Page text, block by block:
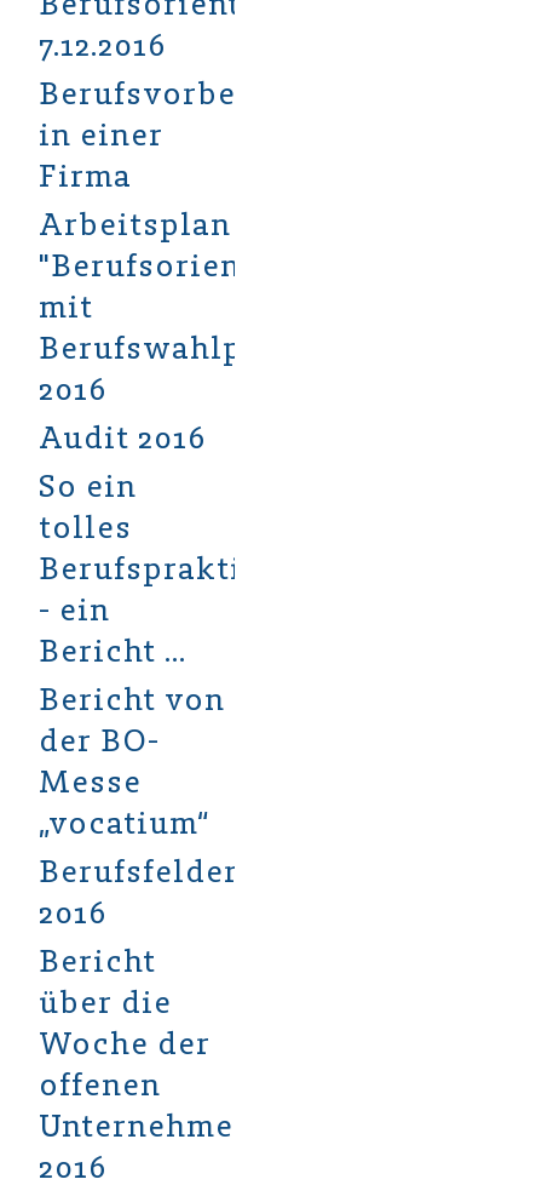
7.12.2016
Berufsvorbereitung
in einer
Firma
Arbeitsplan
"Berufsorientierung
mit
Berufswahlpass"
2016
Audit 2016
So ein
tolles
Berufspraktikum
- ein
Bericht ...
Bericht von
der BO-
Messe
„vocatium“
Berufsfelderkundung
2016
Bericht
über die
Woche der
offenen
Unternehmen
2016